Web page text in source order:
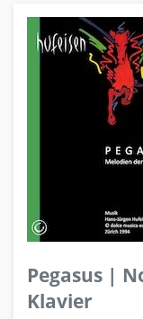
Pegasus |
Klavier